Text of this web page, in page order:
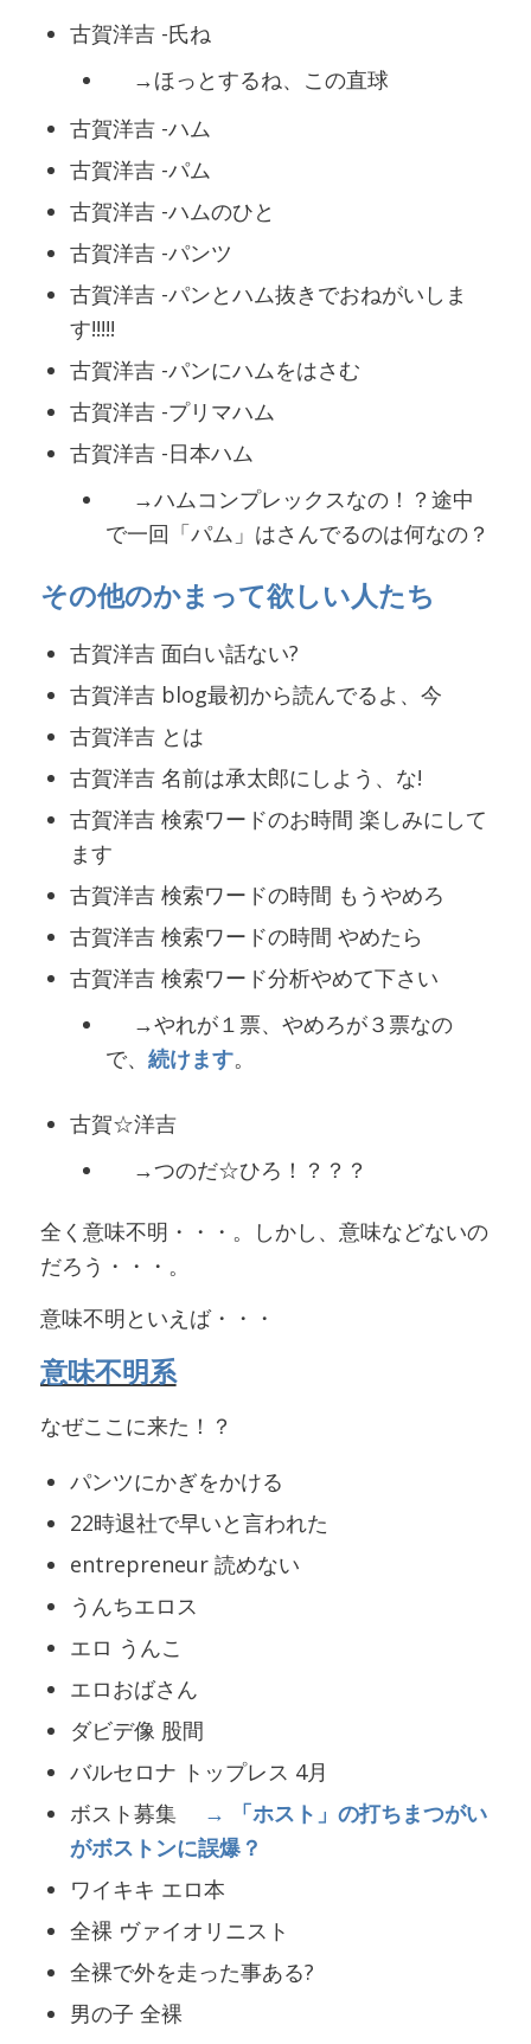
古賀洋吉 -氏ね
→ほっとするね、この直球
古賀洋吉 -ハム
古賀洋吉 -パム
古賀洋吉 -ハムのひと
古賀洋吉 -パンツ
古賀洋吉 -パンとハム抜きでおねがいしま
す!!!!!
古賀洋吉 -パンにハムをはさむ
古賀洋吉 -プリマハム
古賀洋吉 -日本ハム
→ハムコンプレックスなの！？途中
で一回「パム」はさんでるのは何なの？
その他のかまって欲しい人たち
古賀洋吉 面白い話ない?
古賀洋吉 blog最初から読んでるよ、今
古賀洋吉 とは
古賀洋吉 名前は承太郎にしよう、な!
古賀洋吉 検索ワードのお時間 楽しみにして
ます
古賀洋吉 検索ワードの時間 もうやめろ
古賀洋吉 検索ワードの時間 やめたら
古賀洋吉 検索ワード分析やめて下さい
→やれが１票、やめろが３票なの
で、 続けます。
古賀☆洋吉
→つのだ☆ひろ！？？？
全く意味不明・・・。しかし、意味などないの
だろう・・・。
意味不明といえば・・・
意味不明系
なぜここに来た！？
パンツにかぎをかける
22時退社で早いと言われた
entrepreneur 読めない
うんちエロス
エロ うんこ
エロおばさん
ダビデ像 股間
バルセロナ トップレス 4月
ボスト募集
→ 「ホスト」の打ちまつがい
がボストンに誤爆？
ワイキキ エロ本
全裸 ヴァイオリニスト
全裸で外を走った事ある?
男の子 全裸